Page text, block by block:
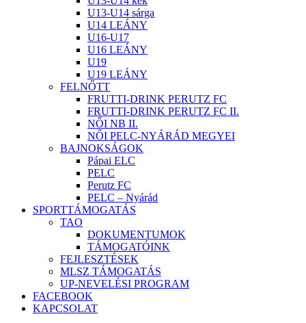
U13-U14 sárga
U14 LEÁNY
U16-U17
U16 LEÁNY
U19
U19 LEÁNY
FELNŐTT
FRUTTI-DRINK PERUTZ FC
FRUTTI-DRINK PERUTZ FC II.
NŐI NB II.
NŐI PELC-NYÁRÁD MEGYEI
BAJNOKSÁGOK
Pápai ELC
PELC
Perutz FC
PELC – Nyárád
SPORTTÁMOGATÁS
TAO
DOKUMENTUMOK
TÁMOGATÓINK
FEJLESZTÉSEK
MLSZ TÁMOGATÁS
UP-NEVELÉSI PROGRAM
FACEBOOK
KAPCSOLAT